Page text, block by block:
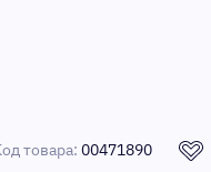
товара: 00471890